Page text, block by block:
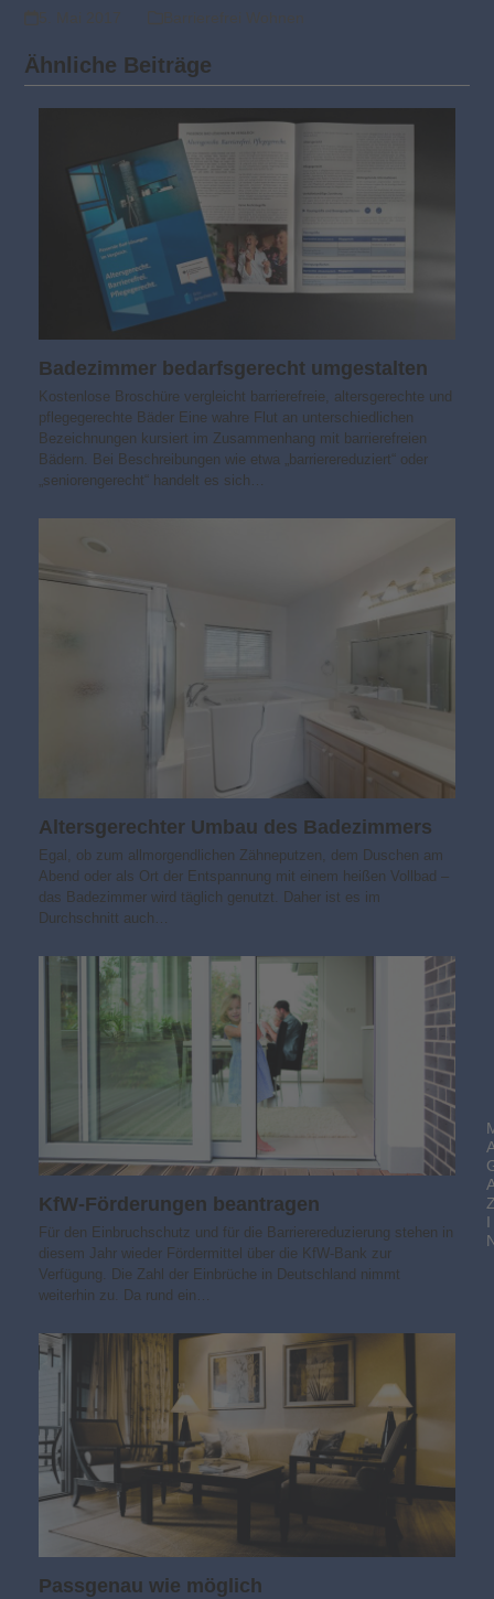
Ähnliche Beiträge
Badezimmer bedarfs­gerecht umgestalten
Kostenlose Broschüre vergleicht barrierefreie, altersgerechte und
pflegegerechte Bäder Eine wahre Flut an unterschiedlichen
Bezeichnungen kursiert im Zusammenhang mit barrierefreien
Bädern. Bei Beschreibungen wie etwa „barrierereduziert“ oder
„seniorengerecht“ handelt es sich…
Altersgerechter Umbau des Badezimmers
Egal, ob zum allmorgendlichen Zähneputzen, dem Duschen am
Abend oder als Ort der Entspannung mit einem heißen Vollbad –
das Badezimmer wird täglich genutzt. Daher ist es im
Durchschnitt auch…
KfW-Förderungen beantragen
Für den Einbruchschutz und für die Barrierereduzierung stehen in
diesem Jahr wieder Fördermittel über die KfW-Bank zur
Verfügung. Die Zahl der Einbrüche in Deutschland nimmt
weiterhin zu. Da rund ein…
Passgenau wie möglich
I